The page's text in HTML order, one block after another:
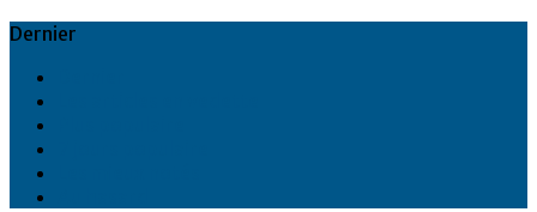
Dernier